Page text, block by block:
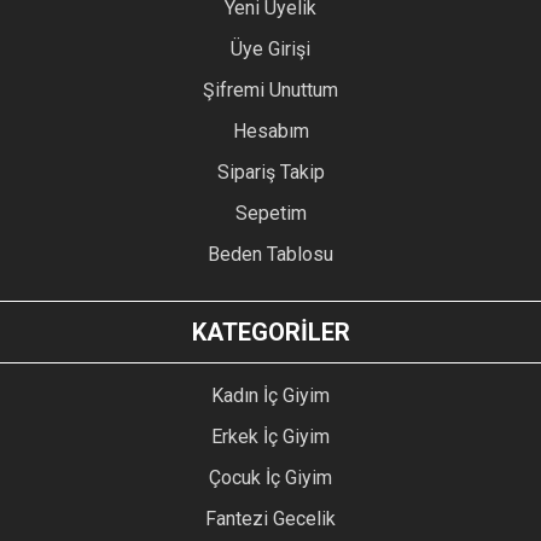
Yeni Üyelik
Üye Girişi
Şifremi Unuttum
Hesabım
Sipariş Takip
Sepetim
Beden Tablosu
KATEGORİLER
Kadın İç Giyim
Erkek İç Giyim
Çocuk İç Giyim
Fantezi Gecelik